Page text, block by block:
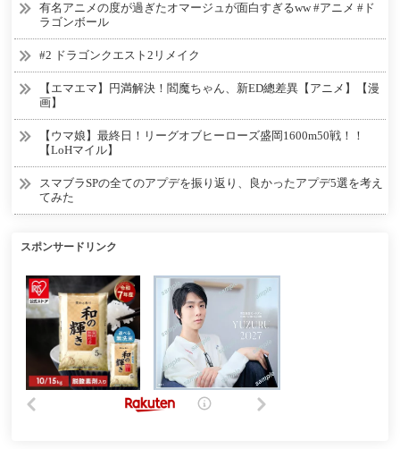
有名アニメの度が過ぎたオマージュが面白すぎるww #アニメ #ド
ラゴンボール
#2 ドラゴンクエスト2リメイク
【エマエマ】円満解決！閻魔ちゃん、新ED總差異【アニメ】【漫
画】
【ウマ娘】最終日！リーグオブヒーローズ盛岡1600m50戦！！
【LoHマイル】
スマブラSPの全てのアプデを振り返り、良かったアプデ5選を考え
てみた
スポンサードリンク